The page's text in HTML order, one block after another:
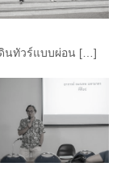
ดินทัวร์แบบผ่อน […]